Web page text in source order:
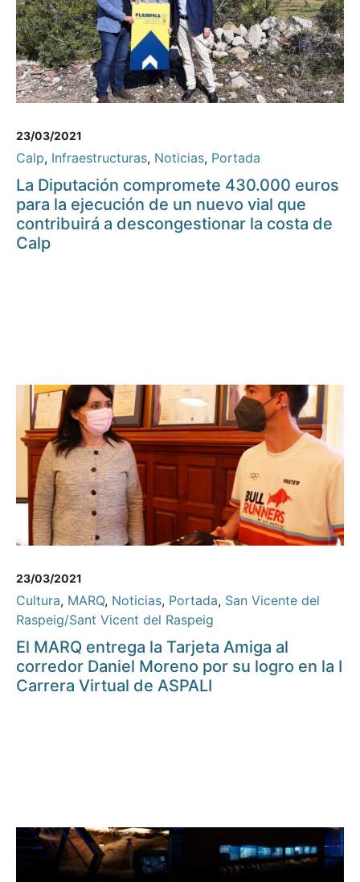
23/03/2021
Calp, Infraestructuras, Noticias, Portada
La Diputación compromete 430.000 euros
para la ejecución de un nuevo vial que
contribuirá a descongestionar la costa de
Calp
23/03/2021
Cultura, MARQ, Noticias, Portada, San Vicente del
Raspeig/Sant Vicent del Raspeig
El MARQ entrega la Tarjeta Amiga al
corredor Daniel Moreno por su logro en la I
Carrera Virtual de ASPALI